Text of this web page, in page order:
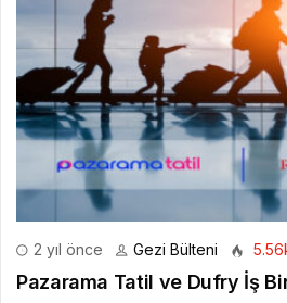
2 yıl önce Gezi Bülteni
Pazarama Tatil ve Dufry İş